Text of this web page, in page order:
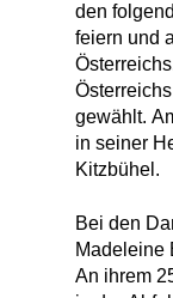
den
feiern und
gewählt.
in seiner
Kitzbühel.
Bei den
Madeleine
An ihrem